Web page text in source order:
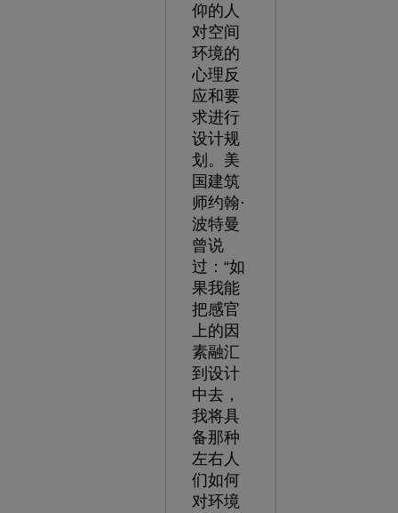
仰的人
对空间
环境的
心理反
应和要
求进行
设计规
划。美
国建筑
师约翰·
波特曼
曾说
过：“如
果我能
把感官
上的因
素融汇
到设计
中去，
我将具
备那种
左右人
们如何
对环境